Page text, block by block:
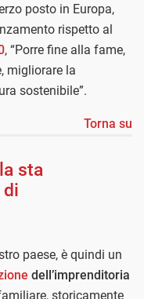
posto in Europa,
rispetto al
, “Porre fine alla fame,
migliorare la
sostenibile”.
Torna su
sta
di
paese, è quindi un
dell’imprenditoria
storicamente